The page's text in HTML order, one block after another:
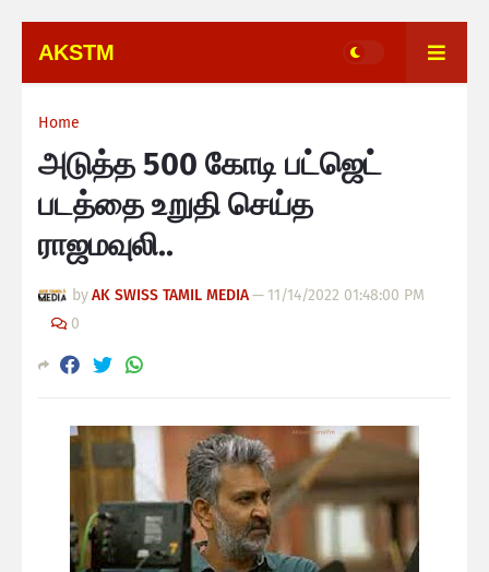
AKSTM
Home
அடுத்த 500 கோடி பட்ஜெட்
படத்தை உறுதி செய்த
ராஜமவுலி..
byAK SWISS TAMIL MEDIA— 11/14/2022 01:48:00 PM
0